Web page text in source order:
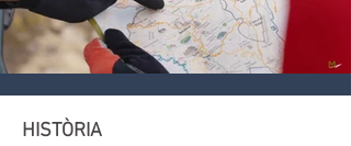
HISTÒRIA